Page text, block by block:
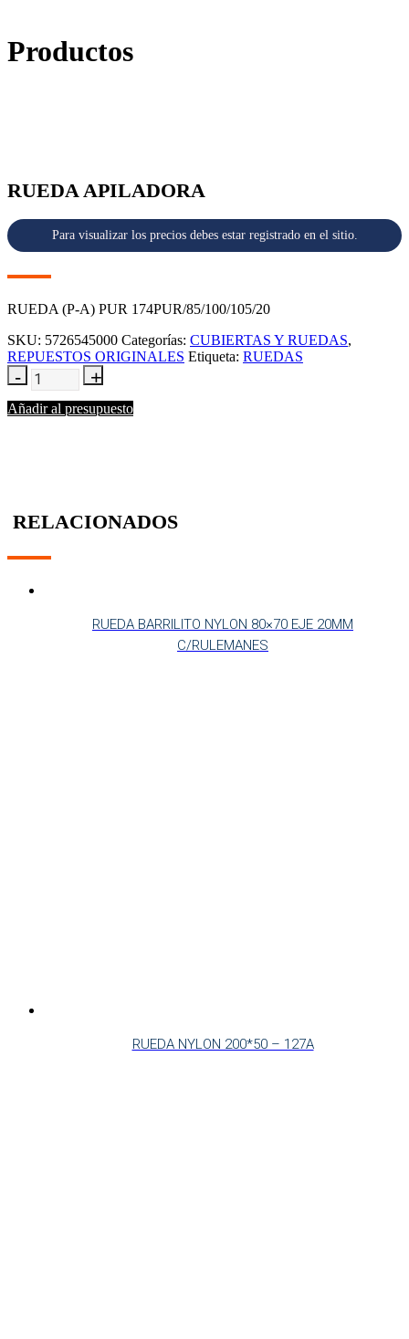
Productos
RUEDA APILADORA
Para visualizar los precios debes estar registrado en el sitio.
RUEDA (P-A) PUR 174PUR/85/100/105/20
SKU: 5726545000 Categorías: CUBIERTAS Y RUEDAS,
REPUESTOS ORIGINALES Etiqueta: RUEDAS
Añadir al presupuesto
RELACIONADOS
RUEDA BARRILITO NYLON 80×70 EJE 20MM
C/RULEMANES
RUEDA NYLON 200*50 – 127A